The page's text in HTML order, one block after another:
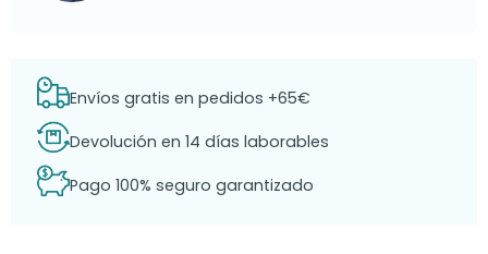
Envíos gratis en pedidos +65€
Devolución en 14 días laborables
Pago 100% seguro garantizado